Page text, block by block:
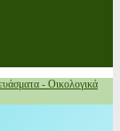
- Οικολογικά